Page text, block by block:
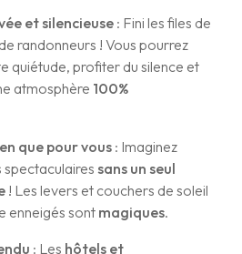
et silencieuse : Fini les files de
randonneurs ! Vous pourrez
quiétude, profiter du silence et
atmosphère 100%
que pour vous : Imaginez
sans un seul
! Les levers et couchers de soleil
enneigés sont magiques.
: Les hôtels et